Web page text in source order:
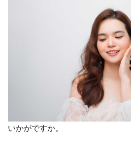
いかがですか。